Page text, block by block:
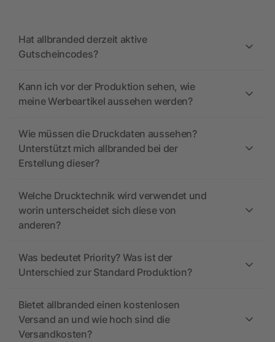
Hat allbranded derzeit aktive
Gutscheincodes?
Kann ich vor der Produktion sehen, wie
meine Werbeartikel aussehen werden?
Wie müssen die Druckdaten aussehen?
Unterstützt mich allbranded bei der
Erstellung dieser?
Welche Drucktechnik wird verwendet und
worin unterscheidet sich diese von
anderen?
Was bedeutet Priority? Was ist der
Unterschied zur Standard Produktion?
Bietet allbranded einen kostenlosen
Versand an und wie hoch sind die
Versandkosten?